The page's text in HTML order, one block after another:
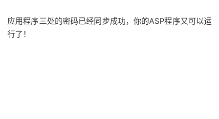
应用程序三处的密码已经同步成功，你的ASP程序又可以运
行了！